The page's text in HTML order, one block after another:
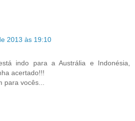
2013 às 19:10
indo para a Austrália e Indonésia,
acertado!!!
para vocês...